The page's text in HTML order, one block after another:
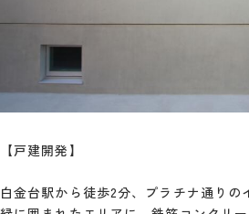
【戸建開発】
白金台駅から徒歩2分、プラチナ通りの